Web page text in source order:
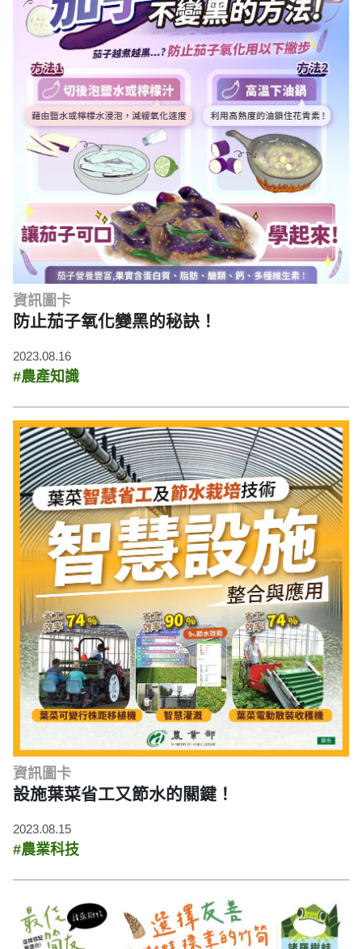
資訊圖卡
防止茄子氧化變黑的秘訣！
2023.08.16
#農產知識
資訊圖卡
設施葉菜省工又節水的關鍵！
2023.08.15
#農業科技